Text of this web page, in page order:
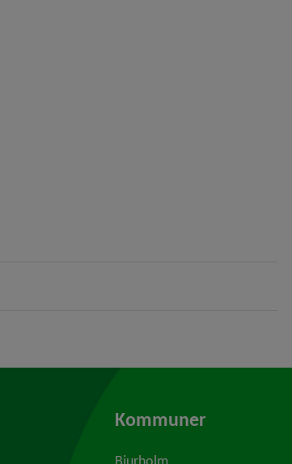
i nytt fönster.
annan webbplats, öppnas i nytt fönster.
fönster.
Kommuner